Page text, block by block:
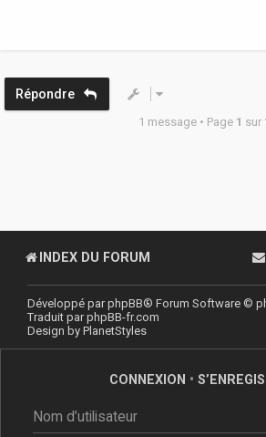
Répondre
1 message • Page 1 sur
INDEX DU FORUM
Développé parphpBB® Forum Software ©
Traduit parphpBB-fr.com
Design by PlanetStyles
CONNEXION •